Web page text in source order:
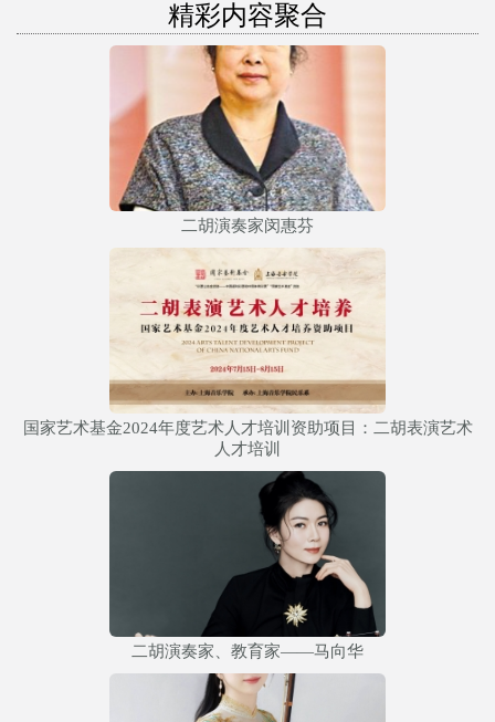
精彩内容聚合
二胡演奏家闵惠芬
国家艺术基金2024年度艺术人才培训资助项目：二胡表演艺术
人才培训
二胡演奏家、教育家——马向华